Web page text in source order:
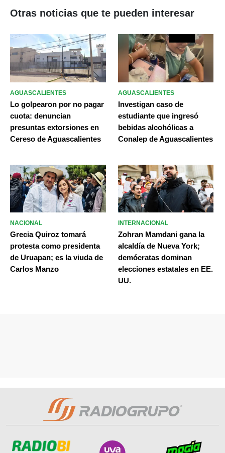
Otras noticias que te pueden interesar
AGUASCALIENTES
Lo golpearon por no pagar
cuota: denuncian
presuntas extorsiones en
Cereso de Aguascalientes
AGUASCALIENTES
Investigan caso de
estudiante que ingresó
bebidas alcohólicas a
Conalep de Aguascalientes
NACIONAL
Grecia Quiroz tomará
protesta como presidenta
de Uruapan; es la viuda de
Carlos Manzo
INTERNACIONAL
Zohran Mamdani gana la
alcaldía de Nueva York;
demócratas dominan
elecciones estatales en EE.
UU.